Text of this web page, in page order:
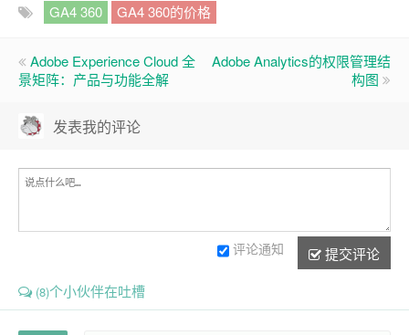
GA4 360 GA4 360的价格
Adobe Experience Cloud 全
景矩阵：产品与功能全解
Adobe Analytics的权限管理结
构图
发表我的评论
提交评论
评论通知
(8)个小伙伴在吐槽